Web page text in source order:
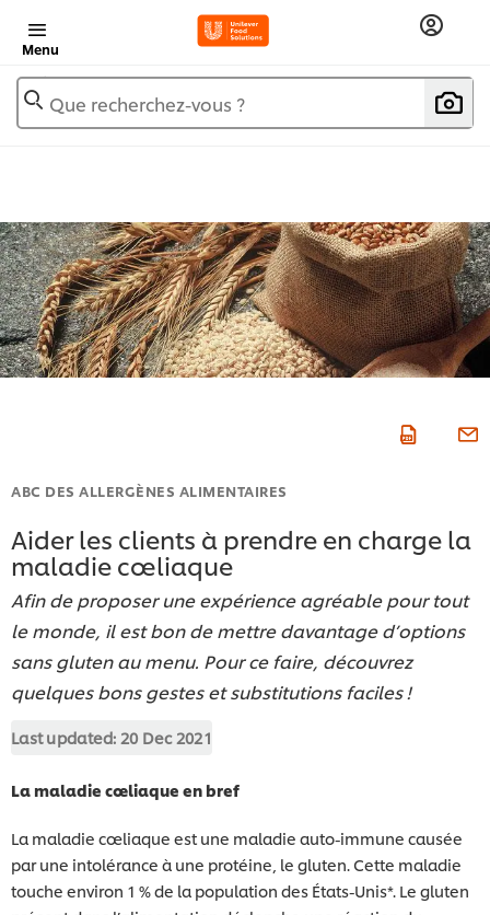
Menu
Que recherchez-vous ?
ABC DES ALLERGÈNES ALIMENTAIRES
Aider les clients à prendre en charge la
maladie cœliaque
Afin de proposer une expérience agréable pour tout
le monde, il est bon de mettre davantage d’options
sans gluten au menu. Pour ce faire, découvrez
quelques bons gestes et substitutions faciles !
Last updated: 20 Dec 2021
La maladie cœliaque en bref
La maladie cœliaque est une maladie auto-immune causée
par une intolérance à une protéine, le gluten. Cette maladie
touche environ 1 % de la population des États-Unis*. Le gluten